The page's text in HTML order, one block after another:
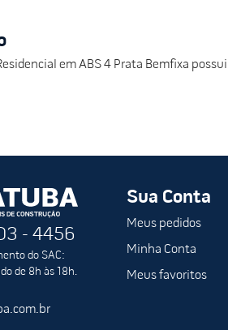
em ABS 4 Prata Bemfixa
- 4456
do SAC:
de 8h às 18h.
Sua Conta
Meus pedidos
Minha Conta
Meus favoritos